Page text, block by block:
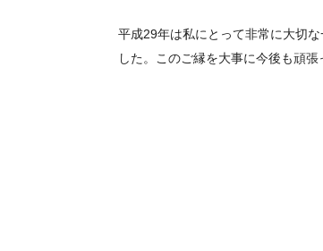
平成29年は私にとって非常に大切
した。このご縁を大事に今後も頑張